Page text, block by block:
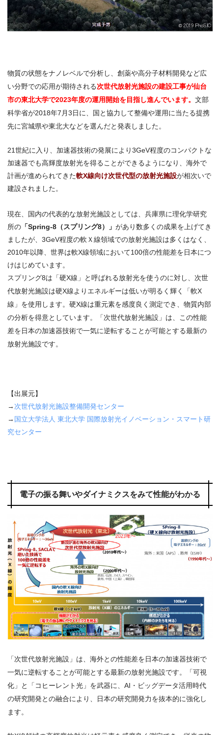
物質の状態をナノレベルで分析し、創薬や高分子材料開発など広
い分野での応用が期待される次世代放射光施設の建設工事が仙台
市の東北大学で2023年度の運用開始を目指し進んでいます。 文部
科学省が2018年7月3日に、国と協力して整備や運用に当たる提携
先に宮城県や東北大などを選んだと発表しました。
21世紀に入り、加速器技術の発展により3GeV程度のコンパクトな
加速器でも高輝度放射光を得ることができるようになり、海外で
計画が進められてきた軟X線向け次世代型の放射光施設が相次いで
建設されました。
現在、国内の代表的な放射光施設としては、兵庫県に理化学研究
所の 「Spring-8（スプリング8）」 があり数多くの成果を上げてき
ましたが、3GeV程度の軟Ｘ線領域での放射光施設は多くはなく、
2010年以降、世界は軟X線領域において100倍の性能差を日本につ
けはじめています。
スプリング8は「硬X線」と呼ばれる放射光を使うのに対し、次世
代放射光施設は硬X線よりエネルギーは低いが明るく輝く「軟X
線」を使用します。硬X線は重元素を感度良く測定でき、物質内部
の分析を得意としています。「次世代放射光施設」は、この性能
差を日本の加速器技術で一気に逆転することが可能とする最新の
放射光施設です。
【出展元】
→ 次世代放射光施設整備開発センター
→ 国立大学法人 東北大学 国際放射光イノベーション・スマート研
究センター
電子の振る舞いやダイナミクスをみて性能がわかる
「次世代放射光施設」は、海外との性能差を日本の加速器技術で
一気に逆転することが可能とする最新の放射光施設です。「可視
化」と「コヒーレント光」を武器に、AI・ビッグデータ活用時代
の研究開発との融合により、日本の研究開発力を抜本的に強化し
ます。